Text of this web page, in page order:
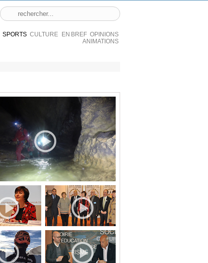
SPORTS CULTURE EN BREF OPINIONS
ANIMATIONS